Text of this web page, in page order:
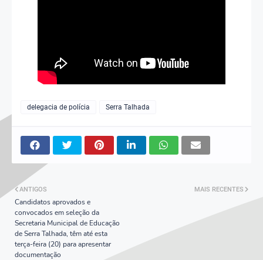
delegacia de polícia Serra Talhada
MAIS RECENTES
ANTIGOS
Candidatos aprovados e
convocados em seleção da
Secretaria Municipal de Educação
de Serra Talhada, têm até esta
terça-feira (20) para apresentar
documentação